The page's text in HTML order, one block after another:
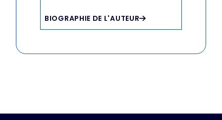
BIOGRAPHIE DE L'AUTEUR